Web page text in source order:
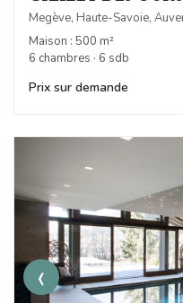
Megève, Haute-Savoie,
Maison : 500 m²
6 chambres · 6 sdb
Prix sur demande
‹